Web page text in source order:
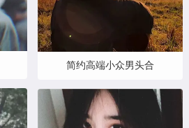
简约高端小众男头合